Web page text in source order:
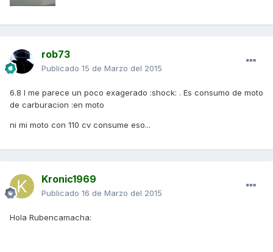
rob73
Publicado 15 de Marzo del 2015
6.8 l me parece un poco exagerado :shock: . Es consumo de moto
de carburacion :en moto
ni mi moto con 110 cv consume eso...
Kronic1969
Publicado 16 de Marzo del 2015
Hola Rubencamacha: